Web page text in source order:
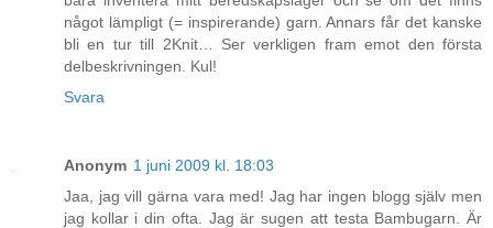
något lämpligt (= inspirerande) garn. Annars får det kanske
bli en tur till 2Knit… Ser verkligen fram emot den första
delbeskrivningen. Kul!
Svara
Anonym 1 juni 2009 kl. 18:03
Jaa, jag vill gärna vara med! Jag har ingen blogg själv men
jag kollar i din ofta. Jag är sugen att testa Bambugarn. Är